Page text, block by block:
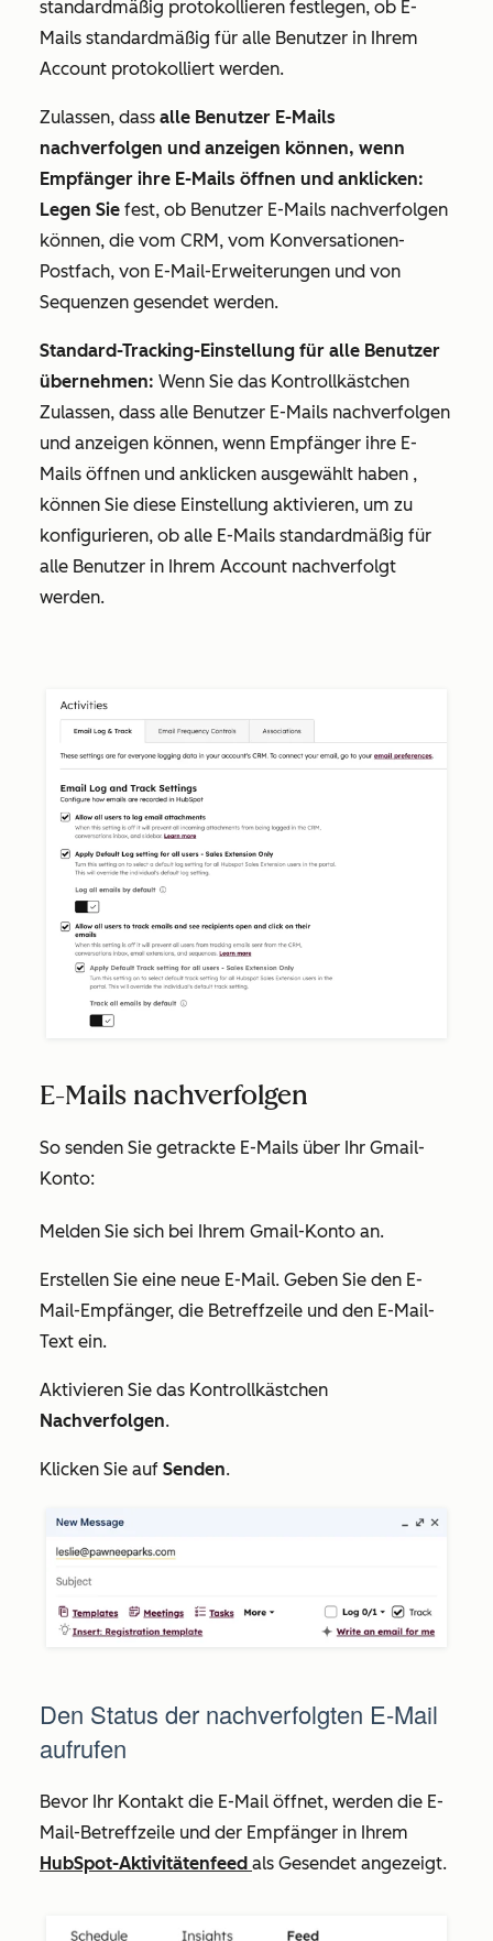
standardmäßig protokollieren festlegen, ob E-
Mails standardmäßig für alle Benutzer in Ihrem
Account protokolliert werden.
Zulassen, dass alle Benutzer E-Mails
nachverfolgen und anzeigen können, wenn
Empfänger ihre E-Mails öffnen und anklicken:
Legen Sie fest, ob Benutzer E-Mails nachverfolgen
können, die vom CRM, vom Konversationen-
Postfach, von E-Mail-Erweiterungen und von
Sequenzen gesendet werden.
Standard-Tracking-Einstellung für alle Benutzer
übernehmen: Wenn Sie das Kontrollkästchen
Zulassen, dass alle Benutzer E-Mails nachverfolgen
und anzeigen können, wenn Empfänger ihre E-
Mails öffnen und anklicken ausgewählt haben ,
können Sie diese Einstellung aktivieren, um zu
konfigurieren, ob alle E-Mails standardmäßig für
alle Benutzer in Ihrem Account nachverfolgt
werden.
E-Mails nachverfolgen
So senden Sie getrackte E-Mails über Ihr Gmail-
Konto:
Melden Sie sich bei Ihrem Gmail-Konto an.
Erstellen Sie eine neue E-Mail. Geben Sie den E-
Mail-Empfänger, die Betreffzeile und den E-Mail-
Text ein.
Aktivieren Sie das Kontrollkästchen
Nachverfolgen.
Klicken Sie auf Senden.
Den Status der nachverfolgten E-Mail
aufrufen
Bevor Ihr Kontakt die E-Mail öffnet, werden die E-
Mail-Betreffzeile und der Empfänger in Ihrem
HubSpot-Aktivitätenfeed als Gesendet angezeigt.